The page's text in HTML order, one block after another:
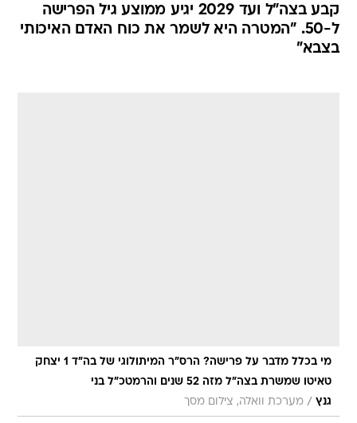
קבע בצה"ל ועד 2029 יגיע ממוצע גיל הפרישה
ל-50. "המטרה היא לשמר את כוח האדם האיכותי
בצבא"
מי בכלל מדבר על פרישה? הרס"ר המיתולוגי של בה"ד 1 יצחק
טאיטו שמשרת בצה"ל מזה 52 שנים והרמטכ"ל בני
גנץ / מערכת וואלה, צילום מסך